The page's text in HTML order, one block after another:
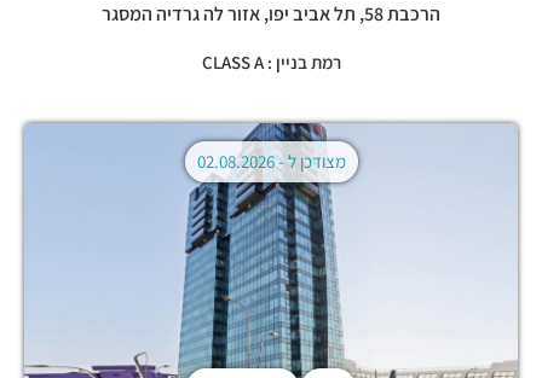
הרכבת 58, תל אביב יפו,אזור לה גרדיה המסגר
רמת בניין : CLASS A
מצודכן ל -02.08.2026